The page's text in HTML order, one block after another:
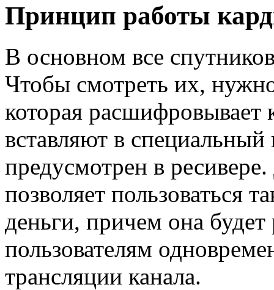
Принцип работы
В основном все
Чтобы смотреть их,
которая расшифровывает
вставляют в
предусмотрен в
позволяет пользоваться
деньги, причем она
пользователям
трансляции канала.